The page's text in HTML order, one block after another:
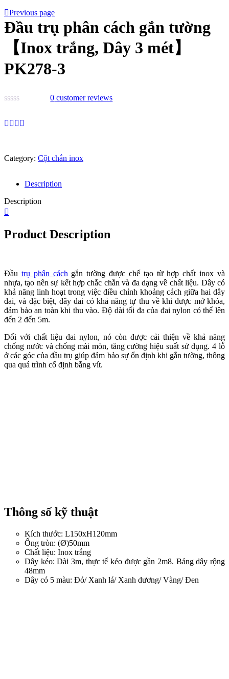
Previous page
Đầu trụ phân cách gắn tường
【Inox trắng, Dây 3 mét】
PK278-3
0 customer reviews
Category: Cột chắn inox
Description
Description
Product Description
Đầu trụ phân cách gắn tường được chế tạo từ hợp chất inox và
nhựa, tạo nên sự kết hợp chắc chắn và đa dạng về chất liệu. Dây có
khả năng linh hoạt trong việc điều chỉnh khoảng cách giữa hai dây
đai, và đặc biệt, dây đai có khả năng tự thu về khi được mở khóa,
đảm bảo an toàn khi thu vào. Độ dài tối đa của đai nylon có thể lên
đến 2 đến 5m.
Đối với chất liệu đai nylon, nó còn được cải thiện về khả năng
chống nước và chống mài mòn, tăng cường hiệu suất sử dụng. 4 lỗ
ở các góc của đầu trụ giúp đảm bảo sự ổn định khi gắn tường, thông
qua quá trình cố định bằng vít.
Thông số kỹ thuật
Kích thước: L150xH120mm
Ống tròn: (Ø)50mm
Chất liệu: Inox trắng
Dây kéo: Dài 3m, thực tế kéo được gần 2m8. Bảng dây rộng
48mm
Dây có 5 màu: Đỏ/ Xanh lá/ Xanh dương/ Vàng/ Đen